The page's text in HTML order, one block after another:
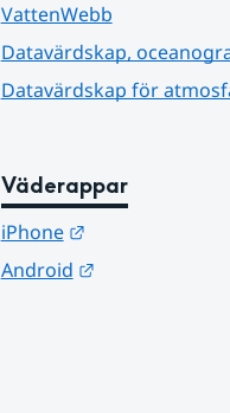
VattenWebb
Datavärdskap,
Datavärdskap för
Väderappar
iPhone
Länk till annan
Android
Länk till annan